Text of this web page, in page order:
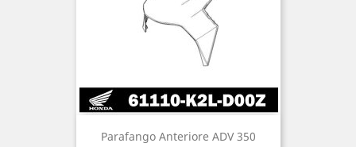
Parafango Anteriore ADV 350